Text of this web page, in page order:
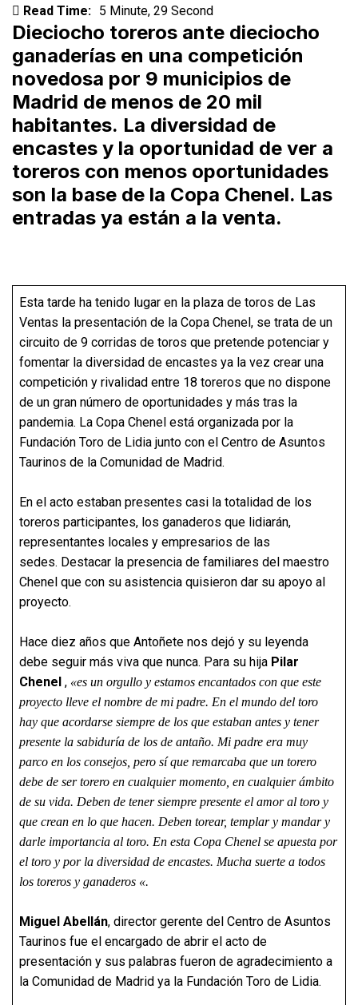
Read Time: 5 Minute, 29 Second
Dieciocho toreros ante dieciocho
ganaderías en una competición
novedosa por 9 municipios de
Madrid de menos de 20 mil
habitantes. La diversidad de
encastes y la oportunidad de ver a
toreros con menos oportunidades
son la base de la Copa Chenel. Las
entradas ya están a la venta.
Esta tarde ha tenido lugar en la plaza de toros de Las
Ventas la presentación de la Copa Chenel, se trata de un
circuito de 9 corridas de toros que pretende potenciar y
fomentar la diversidad de encastes ya la vez crear una
competición y rivalidad entre 18 toreros que no dispone
de un gran número de oportunidades y más tras la
pandemia. La Copa Chenel está organizada por la
Fundación Toro de Lidia junto con el Centro de Asuntos
Taurinos de la Comunidad de Madrid.
En el acto estaban presentes casi la totalidad de los
toreros participantes, los ganaderos que lidiarán,
representantes locales y empresarios de las
sedes. Destacar la presencia de familiares del maestro
Chenel que con su asistencia quisieron dar su apoyo al
proyecto.
Hace diez años que Antoñete nos dejó y su leyenda
debe seguir más viva que nunca. Para su hija Pilar
Chenel , «es un orgullo y estamos encantados con que este
proyecto lleve el nombre de mi padre. En el mundo del toro
hay que acordarse siempre de los que estaban antes y tener
presente la sabiduría de los de antaño. Mi padre era muy
parco en los consejos, pero sí que remarcaba que un torero
debe de ser torero en cualquier momento, en cualquier ámbito
de su vida. Deben de tener siempre presente el amor al toro y
que crean en lo que hacen. Deben torear, templar y mandar y
darle importancia al toro. En esta Copa Chenel se apuesta por
el toro y por la diversidad de encastes. Mucha suerte a todos
los toreros y ganaderos «.
Miguel Abellán, director gerente del Centro de Asuntos
Taurinos fue el encargado de abrir el acto de
presentación y sus palabras fueron de agradecimiento a
la Comunidad de Madrid ya la Fundación Toro de Lidia.